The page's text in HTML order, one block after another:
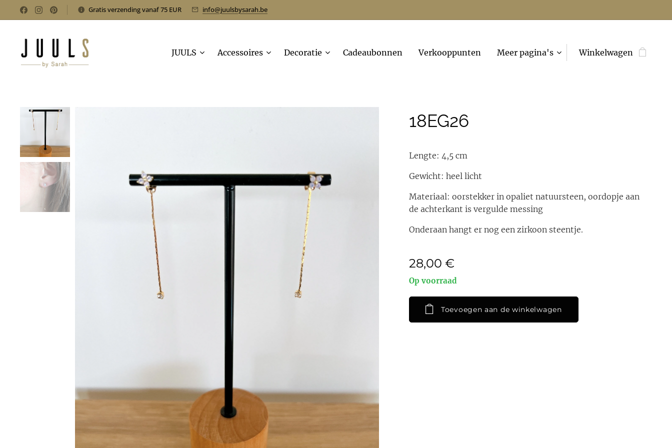
Gratis verzending vanaf 75 EUR info@juulsbysarah.be
JUULS Accessoires Decoratie Cadeaubonnen Verkooppunten Meer pagina's Winkelwagen
18EG26
Lengte: 4,5 cm
Gewicht: heel licht
Materiaal: oorstekker in opaliet natuursteen, oordopje aan
de achterkant is vergulde messing
Onderaan hangt er nog een zirkoon steentje.
28,00 €
Op voorraad
Toevoegen aan de winkelwagen